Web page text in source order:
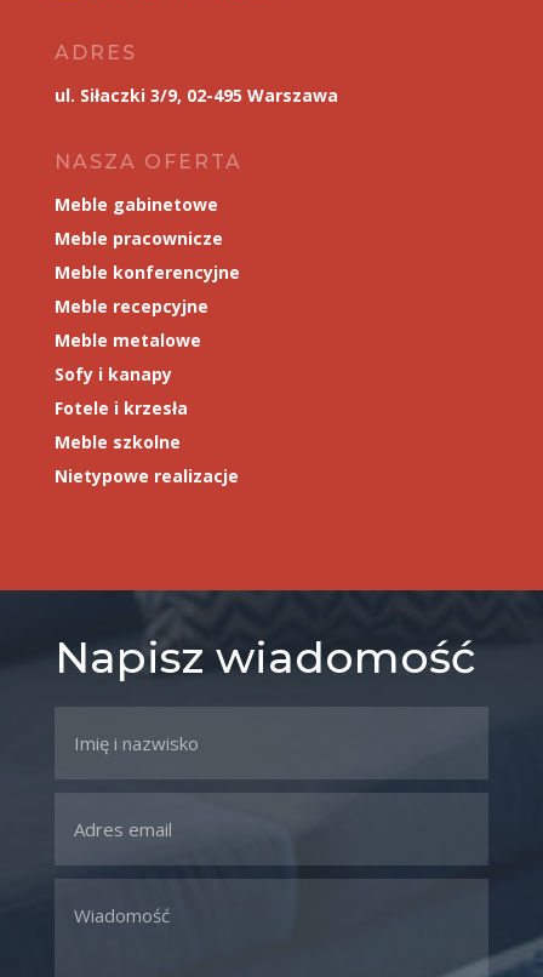
ADRES
ul. Siłaczki 3/9, 02-495 Warszawa
NASZA OFERTA
Meble gabinetowe
Meble pracownicze
Meble konferencyjne
Meble recepcyjne
Meble metalowe
Sofy i kanapy
Fotele i krzesła
Meble szkolne
Nietypowe realizacje
Napisz wiadomość